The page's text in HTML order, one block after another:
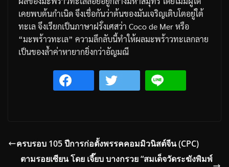
เคยพบต้นกำเนิด จึงเชื่อกันว่าต้นของมันเจริญเติบโตอยู่ใต้
ทะเล จึงเรียกเป็นภาษาฝรั่งเศสว่า Coco de Mer หรือ
“มะพร้าวทะเล” ความลึกลับนี้ทำให้ผลมะพร้าวทะเลกลาย
เป็นของล้ำค่าหายากยิ่งกว่าอัญมณี
ครบรอบ 105 ปีการก่อตั้งพรรคคอมมิวนิสต์จีน (CPC)
ตามรอยเซียน โดย เจี๊ยบ บางกรวย “สมเด็จวัดระฆังพิมพ์